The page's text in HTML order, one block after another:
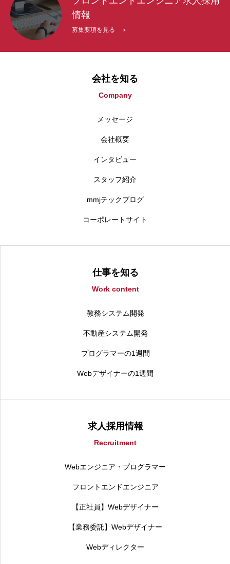
情報
募集要項を見る ＞
会社を知る
Company
メッセージ
会社概要
インタビュー
スタッフ紹介
mmjテックブログ
コーポレートサイト
仕事を知る
Work content
教務システム開発
不動産システム開発
プログラマーの1週間
Webデザイナーの1週間
求人採用情報
Recruitment
Webエンジニア・プログラマー
フロントエンドエンジニア
【正社員】Webデザイナー
【業務委託】Webデザイナー
Webディレクター